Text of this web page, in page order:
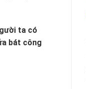
ta có
bát công